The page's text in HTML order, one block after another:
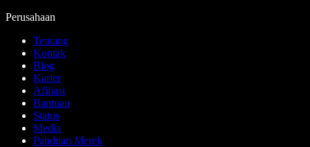
Perusahaan
Tentang
Kontak
Blog
Karier
Afiliasi
Bantuan
Status
Media
Panduan Merek